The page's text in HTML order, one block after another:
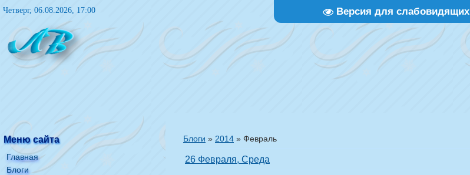
Версия для слабовидящих
Четверг, 06.08.2026, 17:00
Меню сайта
Главная
Блоги
Блоги » 2014 » Февраль
26 Февраля, Среда